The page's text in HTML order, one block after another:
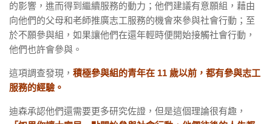
的影響，進而得到繼續服務的動力；他們建議有意願組，藉由
向他們的父母和老師推廣志工服務的機會來參與社會行動；至
於不願參與組，如果讓他們在還年輕時便開始接觸社會行動，
他們也許會參與。
這項調查發現， 積極參與組的青年在 11 歲以前，都有參與志工
服務的經驗。
迪森承認他們還需要更多研究佐證，但是這個理論很有趣，